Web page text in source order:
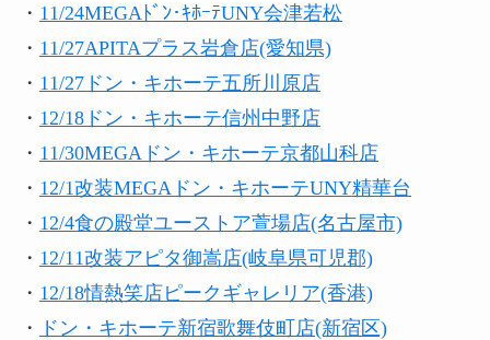
・ 11/24MEGAﾄﾞﾝ･ｷﾎｰﾃUNY会津若松
・ 11/27APITAプラス岩倉店(愛知県)
・ 11/27ドン・キホーテ五所川原店
・ 12/18ドン・キホーテ信州中野店
・ 11/30MEGAドン・キホーテ京都山科店
・ 12/1改装MEGAドン・キホーテUNY精華台
・ 12/4食の殿堂ユーストア萱場店(名古屋市)
・ 12/11改装アピタ御嵩店(岐阜県可児郡)
・ 12/18情熱笑店ピークギャレリア(香港)
・
ドン・キホーテ新宿歌舞伎町店(新宿区)